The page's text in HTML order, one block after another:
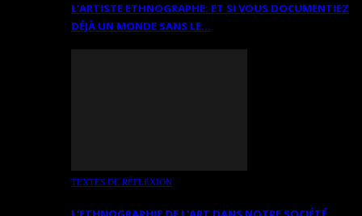
L’ARTISTE ETHNOGRAPHE: ET SI VOUS DOCUMENTIEZ
DÉJÀ UN MONDE SANS LE…
TEXTES DE RÉFLEXION